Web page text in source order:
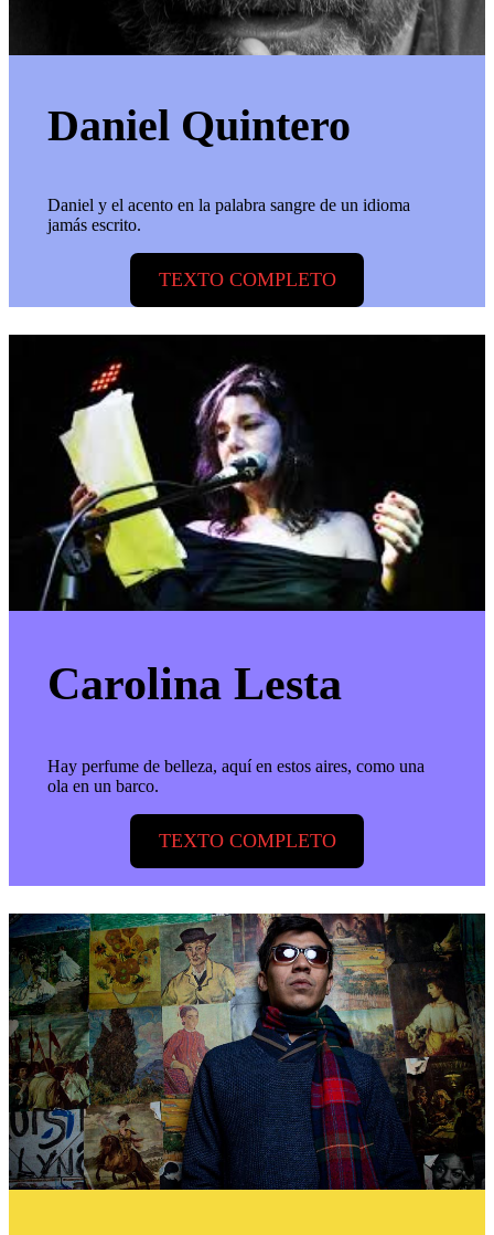
Daniel Quintero
Daniel y el acento en la palabra sangre de un idioma
jamás escrito.
TEXTO COMPLETO
Carolina Lesta
Hay perfume de belleza, aquí en estos aires, como una
ola en un barco.
TEXTO COMPLETO